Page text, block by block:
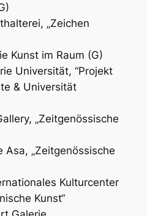
„Zeichen
Kunst im Raum (G)
Universität, “Projekt
& Universität
„Zeitgenössische
Asa, „Zeitgenössische
Kulturcenter
Kunst“